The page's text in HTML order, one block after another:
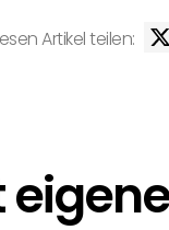
Artikel teilen: